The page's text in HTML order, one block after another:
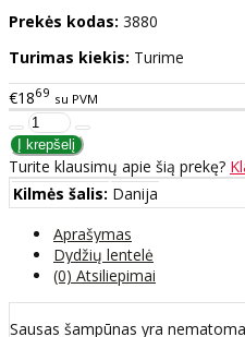
Prekės kodas: 3880
Turimas kiekis: Turime
€1869 su PVM
Turite klausimų apie šią prekę?
Kilmės šalis: Danija
Aprašymas
Dydžių lentelė
(0) Atsiliepimai
Sausas šampūnas yra